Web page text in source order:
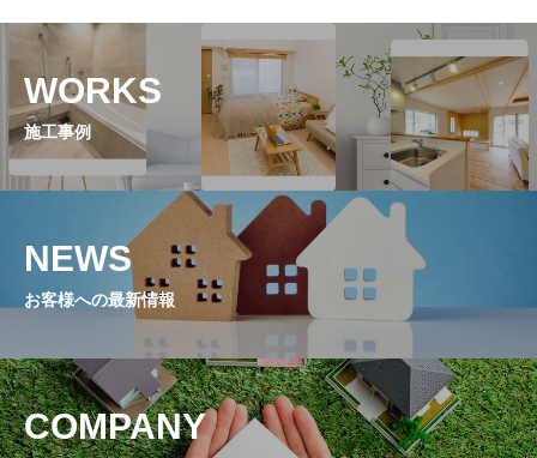
WORKS
施工事例
NEWS
お客様への最新情報
COMPANY